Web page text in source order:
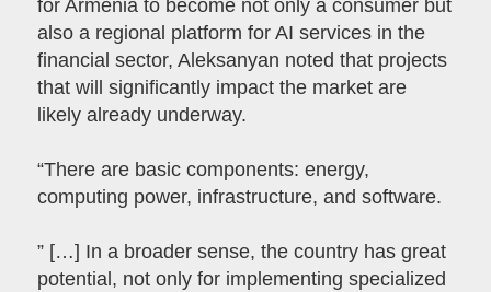
for Armenia to become not only a consumer but
also a regional platform for AI services in the
financial sector, Aleksanyan noted that projects
that will significantly impact the market are
likely already underway.
“There are basic components: energy,
computing power, infrastructure, and software.
” […] In a broader sense, the country has great
potential, not only for implementing specialized